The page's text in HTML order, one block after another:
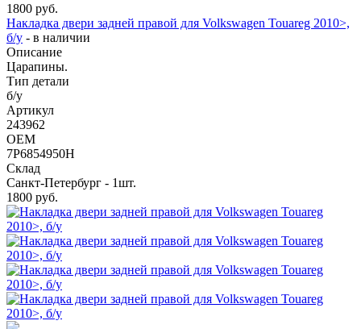
1800 руб.
Накладка двери задней правой для Volkswagen Touareg 2010>,
б/у - в наличии
Описание
Царапины.
Тип детали
б/у
Артикул
243962
OEM
7P6854950H
Склад
Санкт-Петербург - 1шт.
1800 руб.